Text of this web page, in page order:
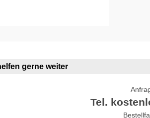
gerne weiter
Tel.